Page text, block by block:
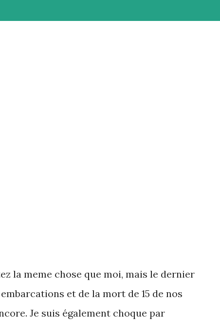
la meme chose que moi, mais le dernier
et de la mort de 15 de nos
Je suis également choque par